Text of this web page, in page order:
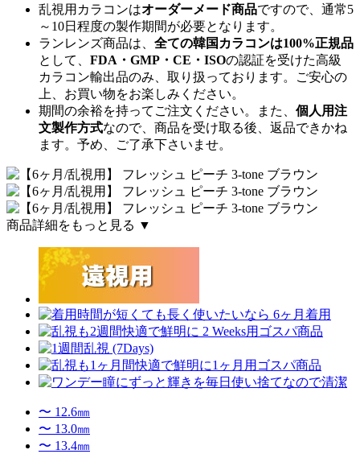
乱視用カラコンはオーダーメード商品ですので、 通常5
～10日程度の製作期間が必要となります。
ランレンズ商品は、 全ての韓国カラコンは100%正規品
として、 FDA・GMP・CE・ISOの認証を受けた高級
カラコン輸出品のみ、取り扱っております。ご安心の
上、お買い物をお楽しみください。
期間の余裕を持ってご注文ください。また、 個人用注
文製作方式なので、商品を受け取る後、返品できかね
ます。予め、ご了承下さいませ。
商品詳細をもっと見る ▼
〜 12.6㎜
〜 13.0㎜
〜 13.4㎜